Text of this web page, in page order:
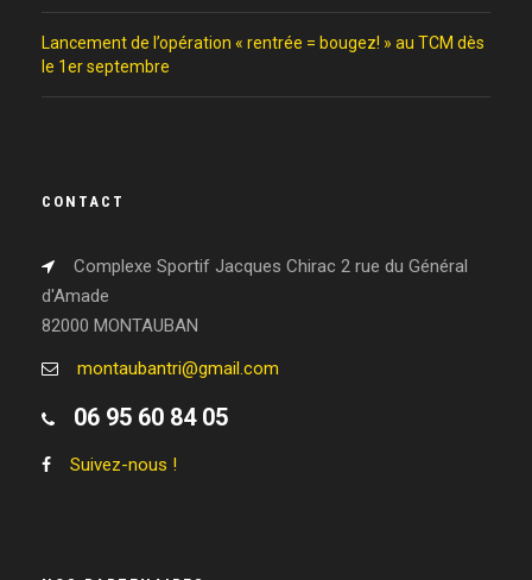
Lancement de l’opération « rentrée = bougez! » au TCM dès
le 1er septembre
CONTACT
Complexe Sportif Jacques Chirac 2 rue du Général
d'Amade
82000 MONTAUBAN
montaubantri@gmail.com
06 95 60 84 05
Suivez-nous !